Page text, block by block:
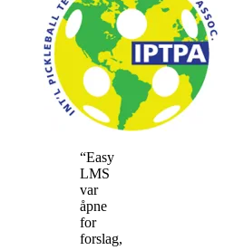
“Easy
LMS
var
åpne
for
forslag,